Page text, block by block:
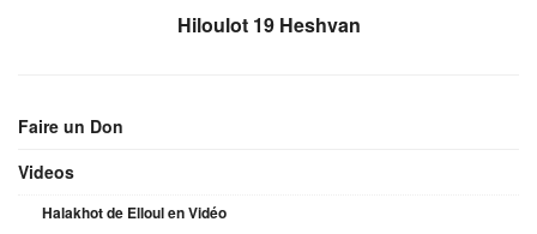
Hiloulot 19 Heshvan
Faire un Don
Videos
Halakhot de Elloul en Vidéo